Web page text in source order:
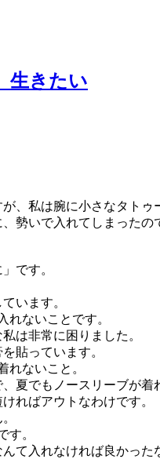
生きたい
、私は腕に小さなタトゥ
勢いで入れてしまったの
です。
います。
れないことです。
は非常に困りました。
貼っています。
れないこと。
夏でもノースリーブが
ればアウトなわけです。
す。
て入れなければ良かった